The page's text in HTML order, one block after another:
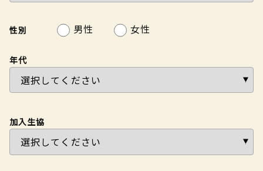
性別 男性 女性
年代
加入生協